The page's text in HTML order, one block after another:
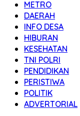
METRO
DAERAH
INFO DESA
HIBURAN
KESEHATAN
TNI POLRI
PENDIDIKAN
PERISTIWA
POLITIK
ADVERTORIAL